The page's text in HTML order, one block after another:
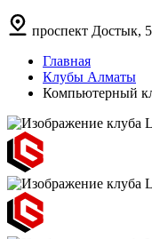
проспект Достык,
Главная
Клубы Алматы
Компьютерный